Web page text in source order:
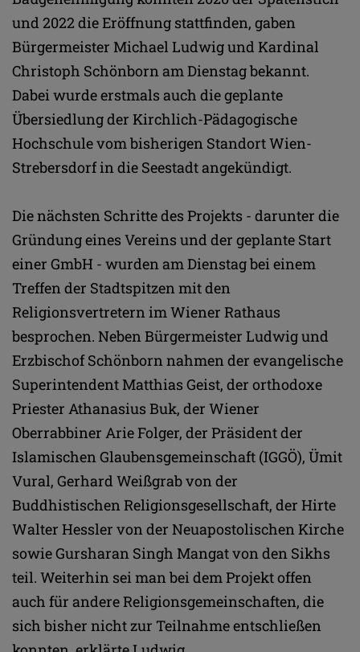
und 2022 die Eröffnung stattfinden, gaben
Bürgermeister Michael Ludwig und Kardinal
Christoph Schönborn am Dienstag bekannt.
Dabei wurde erstmals auch die geplante
Übersiedlung der Kirchlich-Pädagogische
Hochschule vom bisherigen Standort Wien-
Strebersdorf in die Seestadt angekündigt.
Die nächsten Schritte des Projekts - darunter die
Gründung eines Vereins und der geplante Start
einer GmbH - wurden am Dienstag bei einem
Treffen der Stadtspitzen mit den
Religionsvertretern im Wiener Rathaus
besprochen. Neben Bürgermeister Ludwig und
Erzbischof Schönborn nahmen der evangelische
Superintendent Matthias Geist, der orthodoxe
Priester Athanasius Buk, der Wiener
Oberrabbiner Arie Folger, der Präsident der
Islamischen Glaubensgemeinschaft (IGGÖ), Ümit
Vural, Gerhard Weißgrab von der
Buddhistischen Religionsgesellschaft, der Hirte
Walter Hessler von der Neuapostolischen Kirche
sowie Gursharan Singh Mangat von den Sikhs
teil. Weiterhin sei man bei dem Projekt offen
auch für andere Religionsgemeinschaften, die
sich bisher nicht zur Teilnahme entschließen